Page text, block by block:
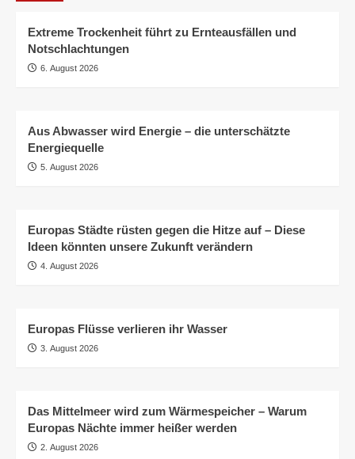
Extreme Trockenheit führt zu Ernteausfällen und
Notschlachtungen
6. August 2026
Aus Abwasser wird Energie – die unterschätzte
Energiequelle
5. August 2026
Europas Städte rüsten gegen die Hitze auf – Diese
Ideen könnten unsere Zukunft verändern
4. August 2026
Europas Flüsse verlieren ihr Wasser
3. August 2026
Das Mittelmeer wird zum Wärmespeicher – Warum
Europas Nächte immer heißer werden
2. August 2026